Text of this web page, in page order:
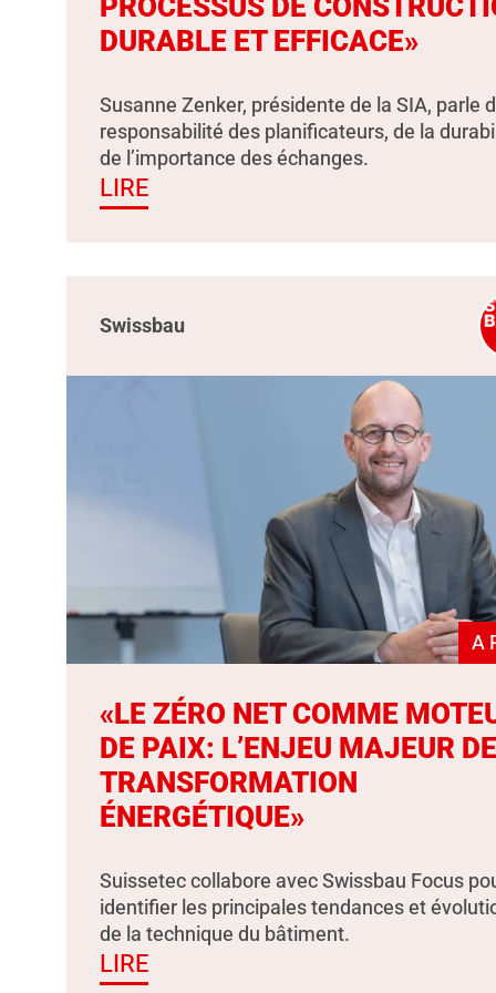
PROCESSUS DE
DURABLE ET EFFICACE»
Susanne Zenker, présidente de la SIA, parle
responsabilité des planificateurs, de la
de l’importance des échanges.
LIRE
Swissbau
A
«LE ZÉRO NET COMME
DE PAIX: L’ENJEU MAJEUR
TRANSFORMATION
ÉNERGÉTIQUE»
Suissetec collabore avec Swissbau Focus
identifier les principales tendances et
de la technique du bâtiment.
LIRE